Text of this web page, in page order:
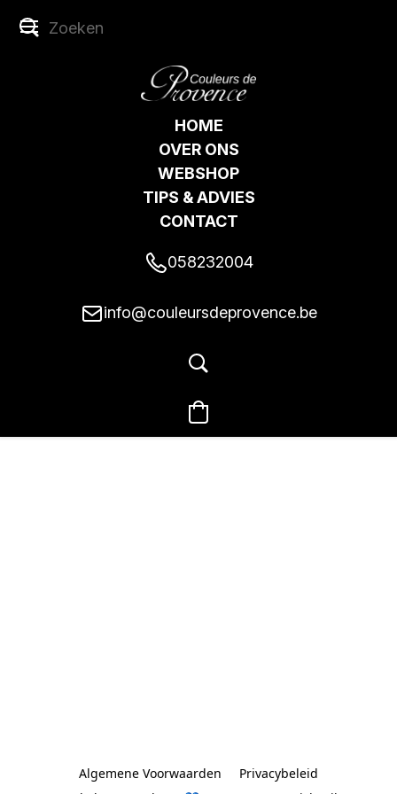
HOME
OVER ONS
WEBSHOP
TIPS & ADVIES
CONTACT
058232004
info@couleursdeprovence.be
Algemene Voorwaarden
Privacybeleid